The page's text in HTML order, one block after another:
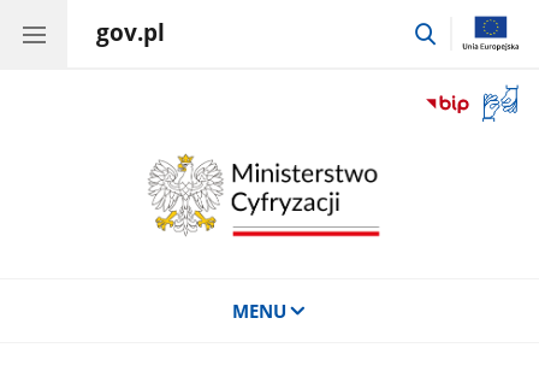
gov.pl
przejdź
okno
MENU